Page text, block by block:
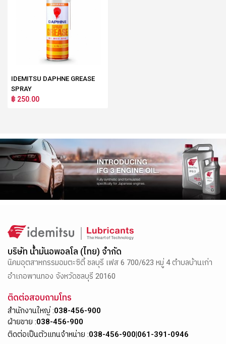
IDEMITSU DAPHNE GREASE
SPRAY
฿ 250.00
บริษัท น้ำมันอพอลโล (ไทย) จำกัด
นิคมอุตสาหกรรมอมตะซิตี้ ชลบุรี เฟส 6 700/623 หมู่ 4 ตำบลบ้านเก่า
อำเภอพานทอง จังหวัดชลบุรี 20160
ติดต่อสอบถามโทร
สำนักงานใหญ่ :038-456-900
ฝ่ายขาย :038-456-900
ติดต่อเป็นตัวแทนจำหน่าย :038-456-900|061-391-0946